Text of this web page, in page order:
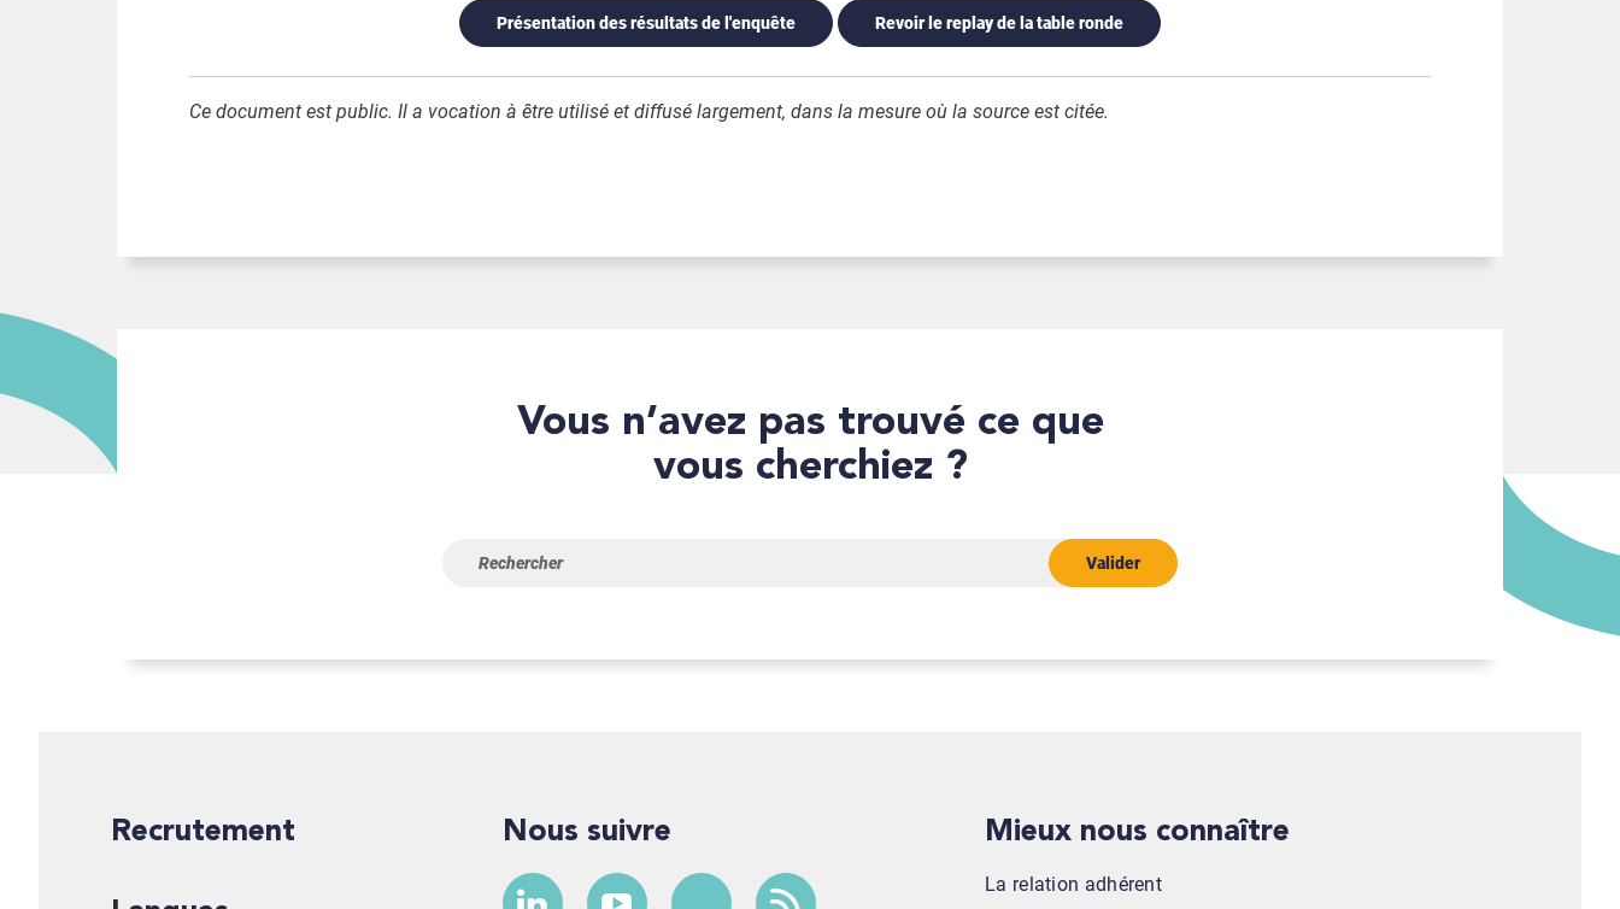
Présentation des résultats de l'enquête Revoir le replay de la table ronde
Ce document est public. Il a vocation à être utilisé et diffusé largement, dans la mesure où la source est citée.
Vous n’avez pas trouvé ce que
vous cherchiez ?
Valider
Recrutement Nous suivre Mieux nous connaître
La relation adhérent